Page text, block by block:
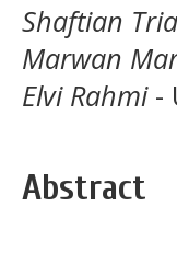
Shaftian
Marwan
Elvi Rahmi-
Abstract